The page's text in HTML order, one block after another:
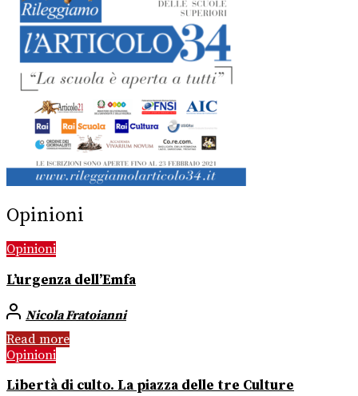
Opinioni
Opinioni
L’urgenza dell’Emfa
Nicola Fratoianni
Read more
Opinioni
Libertà di culto. La piazza delle tre Culture